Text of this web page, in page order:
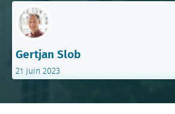
Gertjan Slob
21 juin 2023